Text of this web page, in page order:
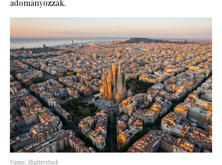
adományozzák.
Vunav, Shutterstock